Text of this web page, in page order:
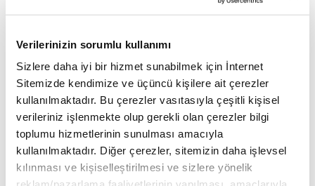
Verilerinizin sorumlu kullanımı
Sizlere daha iyi bir hizmet sunabilmek için İnternet
Sitemizde kendimize ve üçüncü kişilere ait çerezler
kullanılmaktadır. Bu çerezler vasıtasıyla çeşitli kişisel
verileriniz işlenmekte olup gerekli olan çerezler bilgi
toplumu hizmetlerinin sunulması amacıyla
kullanılmaktadır. Diğer çerezler, sitemizin daha işlevsel
kılınması ve kişiselleştirilmesi ve sizlere yönelik